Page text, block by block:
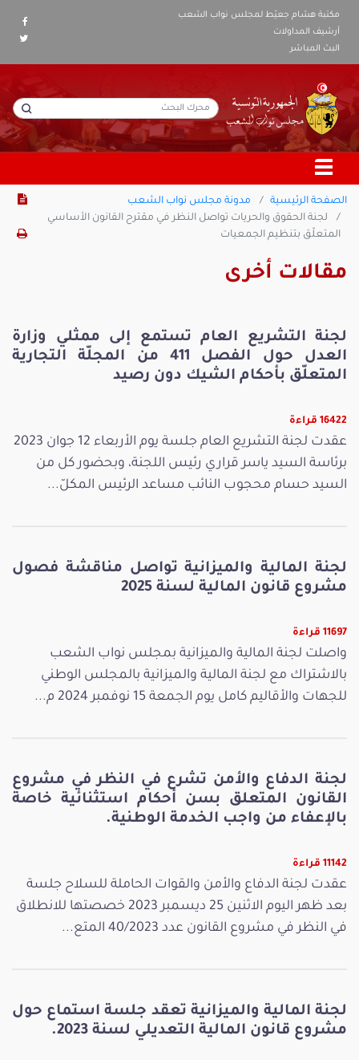
مكتبة هشام جعيّط لمجلس نواب الشعب
أرشيف المداولات
البث المباشر
الصفحة الرئيسية
مدونة مجلس نواب الشعب
لجنة الحقوق والحريات تواصل النظر في مقترح القانون الأساسي
المتعلّق بتنظيم الجمعيات
مقالات أخرى
لجنة التشريع العام تستمع إلى ممثلي وزارة
العدل حول الفصل 411 من المجلّة التجارية
المتعلّق بأحكام الشيك دون رصيد
16422 قراءة
عقدت لجنة التشريع العام جلسة يوم الأربعاء 12 جوان 2023
برئاسة السيد ياسر قراري رئيس اللجنة، وبحضور كل من
السيد حسام محجوب النائب مساعد الرئيس المكلّ...
لجنة المالية والميزانية تواصل مناقشة فصول
مشروع قانون المالية لسنة 2025
11697 قراءة
واصلت لجنة المالية والميزانية بمجلس نواب الشعب
بالاشتراك مع لجنة المالية والميزانية بالمجلس الوطني
للجهات والأقاليم كامل يوم الجمعة 15 نوفمبر 2024 م...
لجنة الدفاع والأمن تشرع في النظر في مشروع
القانون المتعلق بسن أحكام استثنائية خاصة
بالإعفاء من واجب الخدمة الوطنية.
11142 قراءة
عقدت لجنة الدفاع والأمن والقوات الحاملة للسلاح جلسة
بعد ظهر اليوم الاثنين 25 ديسمبر 2023 خصصتها للانطلاق
في النظر في مشروع القانون عدد 40/2023 المتع...
لجنة المالية والميزانية تعقد جلسة استماع حول
مشروع قانون المالية التعديلي لسنة 2023.